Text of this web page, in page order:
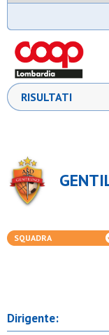
RISULTATI
SQUADRA
Dirigente: